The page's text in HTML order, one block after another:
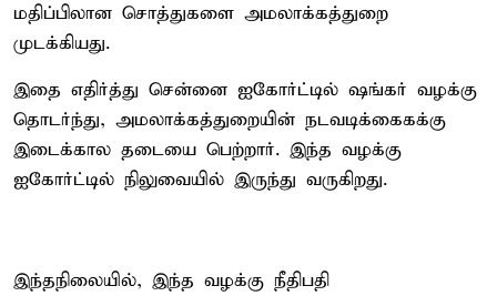
மதிப்பிலான சொத்துகளை அமலாக்கத்துறை
முடக்கியது.
இதை எதிர்த்து சென்னை ஐகோர்ட்டில் ஷங்கர் வழக்கு
தொடர்ந்து, அமலாக்கத்துறையின் நடவடிக்கைகக்கு
இடைக்கால தடையை பெற்றார். இந்த வழக்கு
ஐகோர்ட்டில் நிலுவையில் இருந்து வருகிறது.
இந்தநிலையில், இந்த வழக்கு நீதிபதி